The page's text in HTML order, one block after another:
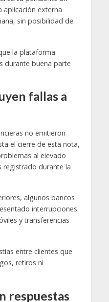
aplicación externa
sin posibilidad de
la plataforma
durante buena parte
fallas a
no emitieron
el cierre de esta nota,
al elevado
registrado durante la
algunos bancos
interrupciones
y transferencias
entre clientes que
retiros ni
respuestas